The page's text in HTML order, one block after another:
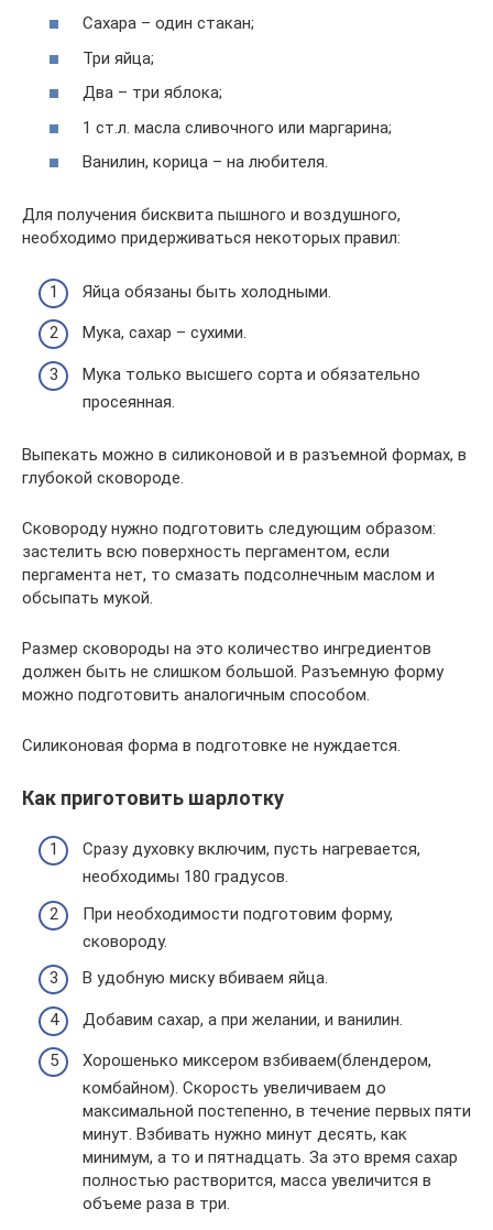
Сахара – один стакан;
Три яйца;
Два – три яблока;
1 ст.л. масла сливочного или маргарина;
Ванилин, корица – на любителя.
Для получения бисквита пышного и воздушного,
необходимо придерживаться некоторых правил:
Яйца обязаны быть холодными.
Мука, сахар – сухими.
Мука только высшего сорта и обязательно
просеянная.
Выпекать можно в силиконовой и в разъемной формах, в
глубокой сковороде.
Сковороду нужно подготовить следующим образом:
застелить всю поверхность пергаментом, если
пергамента нет, то смазать подсолнечным маслом и
обсыпать мукой.
Размер сковороды на это количество ингредиентов
должен быть не слишком большой. Разъемную форму
можно подготовить аналогичным способом.
Силиконовая форма в подготовке не нуждается.
Как приготовить шарлотку
Сразу духовку включим, пусть нагревается,
необходимы 180 градусов.
При необходимости подготовим форму,
сковороду.
В удобную миску вбиваем яйца.
Добавим сахар, а при желании, и ванилин.
Хорошенько миксером взбиваем(блендером,
комбайном). Скорость увеличиваем до
максимальной постепенно, в течение первых пяти
минут. Взбивать нужно минут десять, как
минимум, а то и пятнадцать. За это время сахар
полностью растворится, масса увеличится в
объеме раза в три.